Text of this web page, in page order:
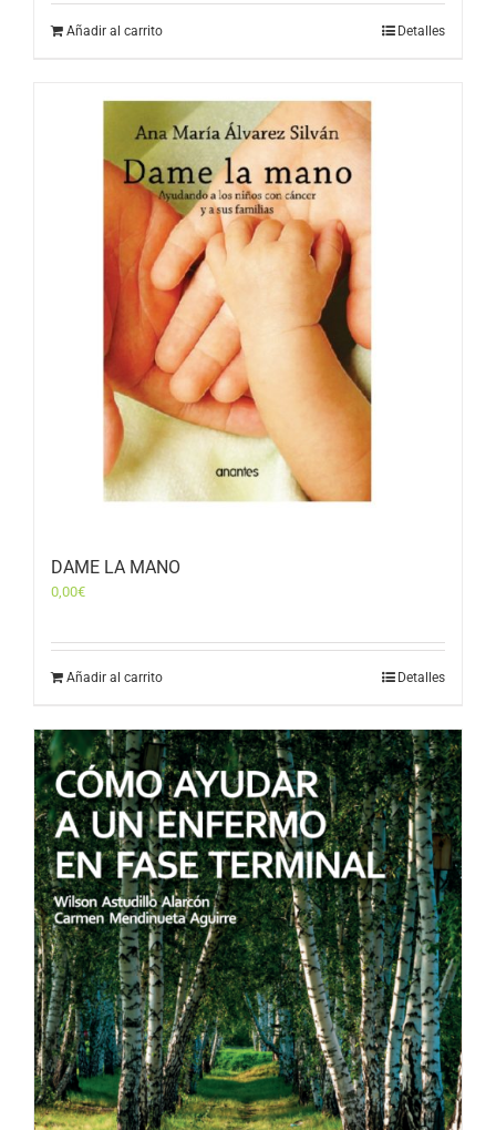
Añadir al carrito Detalles
DAME LA MANO
0,00€
Añadir al carrito Detalles